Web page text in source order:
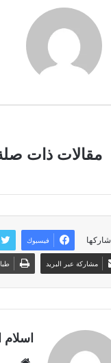
مقالات ذات
شاركها فيسبوك
مشاركة عبر البريد
اسلام